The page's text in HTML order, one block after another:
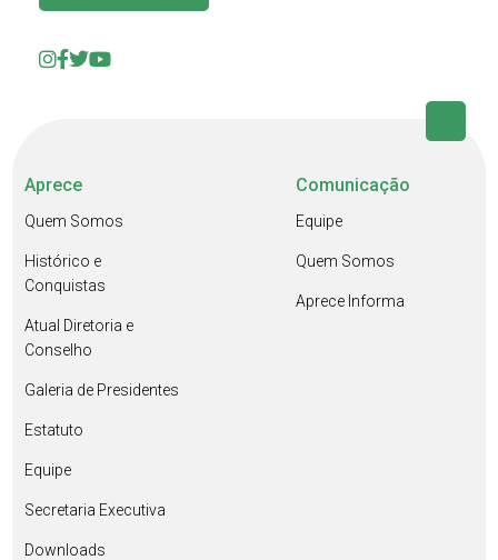
Aprece
Quem Somos
Histórico e
Conquistas
Atual Diretoria e
Conselho
Galeria de Presidentes
Estatuto
Equipe
Secretaria Executiva
Downloads
Comunicação
Equipe
Quem Somos
Aprece Informa